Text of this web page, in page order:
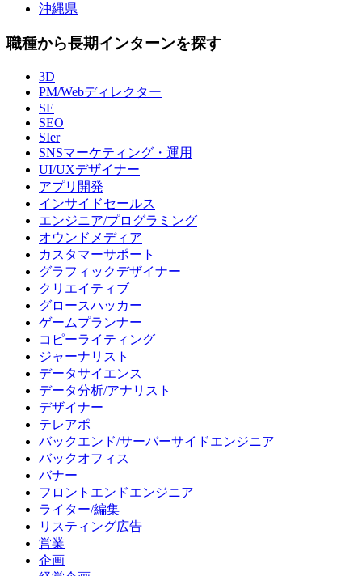
沖縄県
職種から長期インターンを探す
3D
PM/Webディレクター
SE
SEO
SIer
SNSマーケティング・運用
UI/UXデザイナー
アプリ開発
インサイドセールス
エンジニア/プログラミング
オウンドメディア
カスタマーサポート
グラフィックデザイナー
クリエイティブ
グロースハッカー
ゲームプランナー
コピーライティング
ジャーナリスト
データサイエンス
データ分析/アナリスト
デザイナー
テレアポ
バックエンド/サーバーサイドエンジニア
バックオフィス
バナー
フロントエンドエンジニア
ライター/編集
リスティング広告
営業
企画